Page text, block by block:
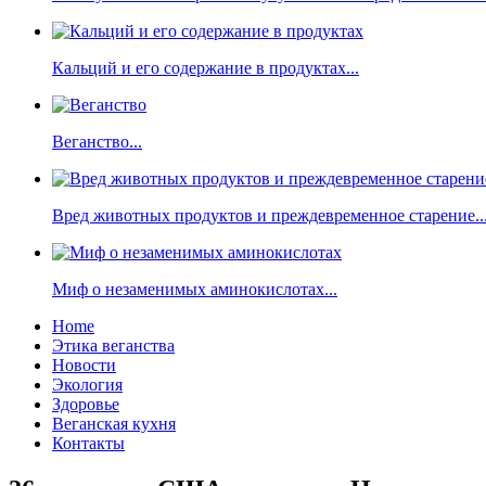
Кальций и его содержание в продуктах...
Веганство...
Вред животных продуктов и преждевременное
Миф о незаменимых аминокислотах...
Home
Этика веганства
Новости
Экология
Здоровье
Веганская кухня
Контакты